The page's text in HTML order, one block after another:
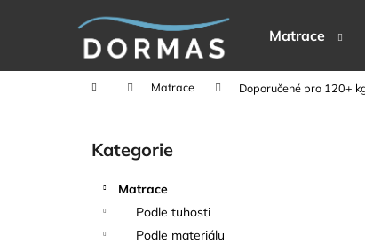
Matrace
Domů Matrace Doporučené pro 120+
Přeskočit
kategorie
Kategorie
Matrace
Podle tuhosti
Podle materiálu
í
Zpět
do
Zpět
do